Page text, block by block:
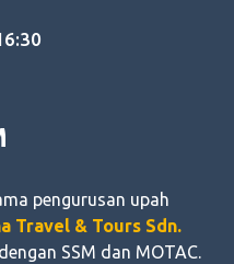
pengurusan upah
Travel & Tours Sdn.
SSM dan MOTAC.